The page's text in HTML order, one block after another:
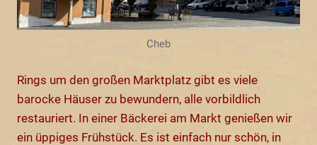
Cheb
Rings um den großen Marktplatz gibt es viele
barocke Häuser zu bewundern, alle vorbildlich
restauriert. In einer Bäckerei am Markt genießen wir
ein üppiges Frühstück. Es ist einfach nur schön, in